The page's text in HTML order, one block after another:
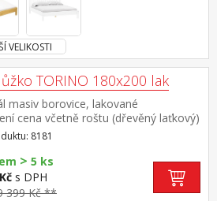
VELIKOSTI
TORINO 180x200 lak
masiv borovice, lakované
cena včetně roštu (dřevěný laťkový)
doporučený rozměr matrace 180
nebo 2 kusy 90 × 200 cm
8181
> 5 ks
s DPH
399 Kč **